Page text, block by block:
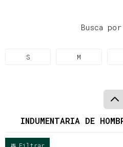
Busca
S M
INDUMENTARIA DE